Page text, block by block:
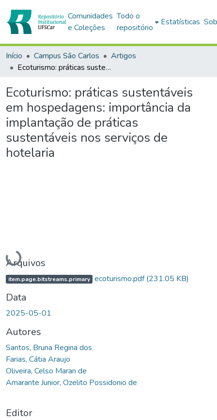
Comunidades
e Coleções
Todo o
repositório
Estatísticas
Início Campus São Carlos
Artigos
Ecoturismo: práticas sustentáveis em hospedagens: importância da implantação de práticas sustentáveis nos serviços de hotelaria
Ecoturismo: práticas sustentáveis
em hospedagens: importância da
implantação de práticas
sustentáveis nos serviços de
hotelaria
Carregando...
Arquivos
item.page.bitstreams.primary ecoturismo.pdf(231.05 KB)
Data
2025-05-01
Autores
Santos, Bruna Regina dos
Farias, Cátia Araujo
Oliveira, Celso Maran de
Amarante Junior, Ozelito Possidonio de
Editor